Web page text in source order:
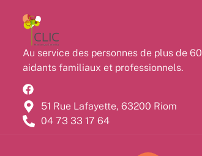
Au service des personnes de plus de
aidants familiaux et professionnels.
51 Rue Lafayette, 63200 Riom
04 73 33 17 64